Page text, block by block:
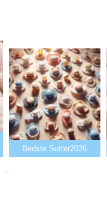
Sutter2026 Bedste